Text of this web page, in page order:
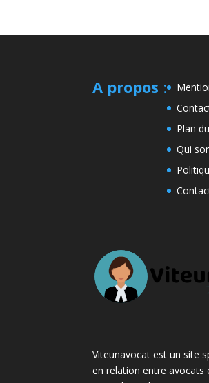
A propos :
Plan
Qui
Viteunavocat est un site
en relation entre avocats